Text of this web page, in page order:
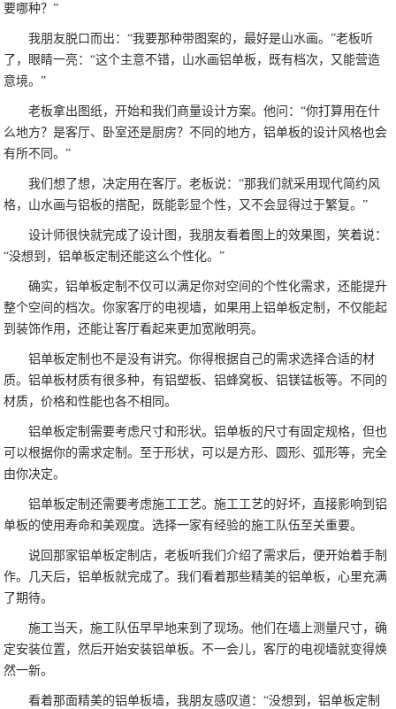
要哪种？”
我朋友脱口而出：“我要那种带图案的，最好是山水画。”老板听
了，眼睛一亮：“这个主意不错，山水画铝单板，既有档次，又能营造
意境。”
老板拿出图纸，开始和我们商量设计方案。他问：“你打算用在什
么地方？是客厅、卧室还是厨房？不同的地方，铝单板的设计风格也会
有所不同。”
我们想了想，决定用在客厅。老板说：“那我们就采用现代简约风
格，山水画与铝板的搭配，既能彰显个性，又不会显得过于繁复。”
设计师很快就完成了设计图，我朋友看着图上的效果图，笑着说：
“没想到，铝单板定制还能这么个性化。”
确实，铝单板定制不仅可以满足你对空间的个性化需求，还能提升
整个空间的档次。你家客厅的电视墙，如果用上铝单板定制，不仅能起
到装饰作用，还能让客厅看起来更加宽敞明亮。
铝单板定制也不是没有讲究。你得根据自己的需求选择合适的材
质。铝单板材质有很多种，有铝塑板、铝蜂窝板、铝镁锰板等。不同的
材质，价格和性能也各不相同。
铝单板定制需要考虑尺寸和形状。铝单板的尺寸有固定规格，但也
可以根据你的需求定制。至于形状，可以是方形、圆形、弧形等，完全
由你决定。
铝单板定制还需要考虑施工工艺。施工工艺的好坏，直接影响到铝
单板的使用寿命和美观度。选择一家有经验的施工队伍至关重要。
说回那家铝单板定制店，老板听我们介绍了需求后，便开始着手制
作。几天后，铝单板就完成了。我们看着那些精美的铝单板，心里充满
了期待。
施工当天，施工队伍早早地来到了现场。他们在墙上测量尺寸，确
定安装位置，然后开始安装铝单板。不一会儿，客厅的电视墙就变得焕
然一新。
看着那面精美的铝单板墙，我朋友感叹道：“没想到，铝单板定制